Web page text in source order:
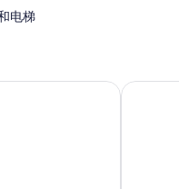
电梯
务
东急